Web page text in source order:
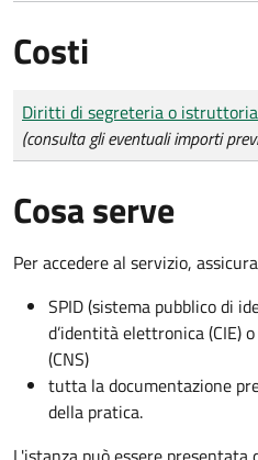
Costi
Tipo di pagamento
Importo
Diritti di segreteria o istruttoria
(consulta gli eventuali importi
Cosa serve
Per accedere al servizio,
SPID (sistema pubblico di
d’identità elettronica (CIE)
(CNS)
tutta la documentazione
della pratica.